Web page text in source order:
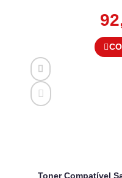
Toner Compatível